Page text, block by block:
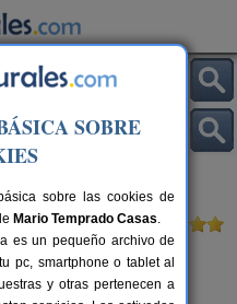
Caminayo
SOBRE
sobre las cookies de
Mario Temprado Casas.
es un pequeño archivo de
pc, smartphone o tablet al
y otras pertenecen a